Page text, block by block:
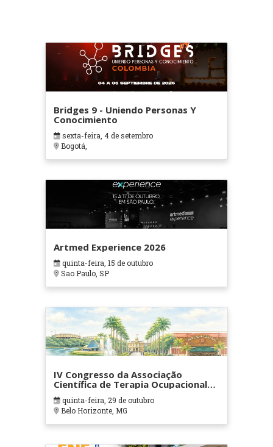
Bridges 9 - Uniendo Personas Y
Conocimiento
sexta-feira, 4 de setembro
Bogotá,
Artmed Experience 2026
quinta-feira, 15 de outubro
Sao Paulo, SP
IV Congresso da Associação
Científica de Terapia Ocupacional
em Contextos Hospitalares e
Cuidados Paliativos - ATOHOSP
quinta-feira, 29 de outubro
Belo Horizonte, MG